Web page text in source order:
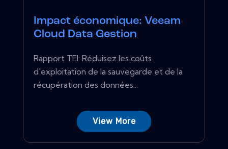
Impact économique: Veeam
Cloud Data Gestion
Rapport TEI: Réduisez les coûts
d'exploitation de la sauvegarde et de la
récupération des données...
View More